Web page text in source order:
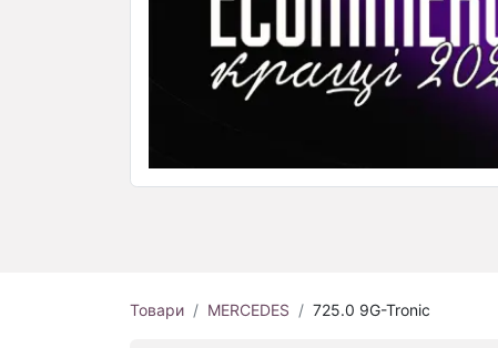
Товари MERCEDES 725.0 9G-Tronic